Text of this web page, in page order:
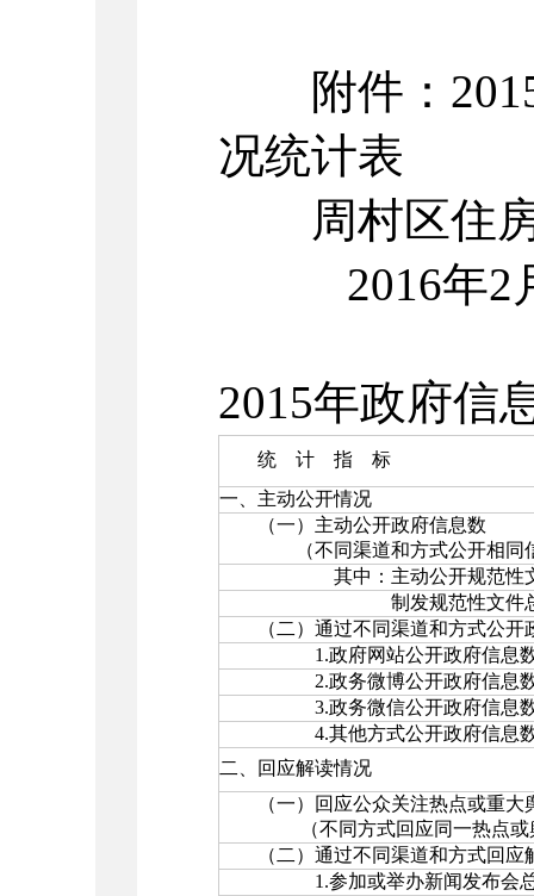
附件：2015
况统计表
周村区住房
2016年2
2015年政府信
统 计 指 标
一、主动公开情况
（一）主动公开政府信息数
（不同渠道和方式公开相同信
其中：主动公开规范性文
制发规范性文件总
（二）通过不同渠道和方式公开
1.政府网站公开政府信息
2.政务微博公开政府信息
3.政务微信公开政府信息
4.其他方式公开政府信息
二、回应解读情况
（一）回应公众关注热点或重大
（不同方式回应同一热点或
（二）通过不同渠道和方式回应
1.参加或举办新闻发布会总